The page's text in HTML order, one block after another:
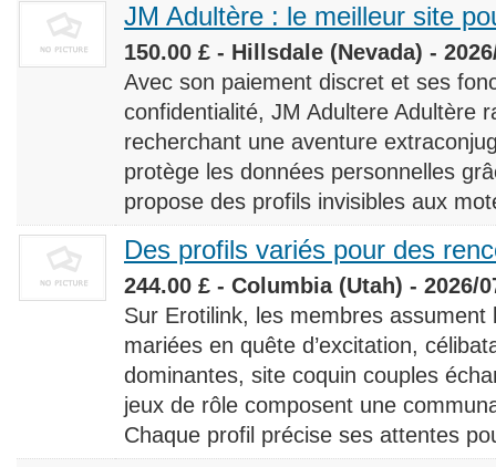
JM Adultère : le meilleur site
150.00 £ - Hillsdale (Nevada) -
Avec son paiement discret et ses
confidentialité, JM Adultere Adultère
recherchant une aventure
protège les données personnelles
propose des profils invisibles aux
Des profils variés pour des
244.00 £ - Columbia (Utah) - 2026/
Sur Erotilink, les membres
mariées en quête d’excitation,
dominantes, site coquin couples
jeux de rôle composent une
Chaque profil précise ses attentes